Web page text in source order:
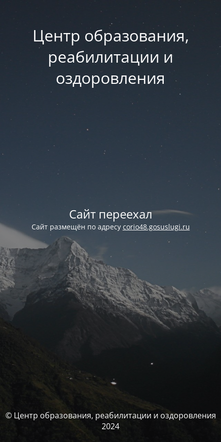
Центр образования,
реабилитации и
оздоровления
Сайт переехал
Сайт размещён по адресу corio48.gosuslugi.ru
© Центр образования, реабилитации и оздоровления
2024